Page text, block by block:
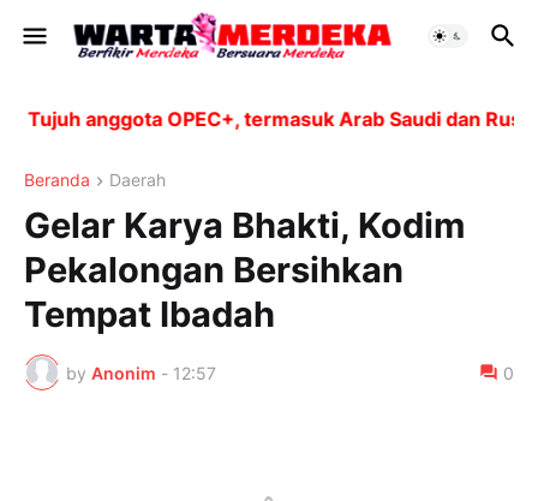
Tujuh anggota OPEC+, termasuk Arab Saudi dan
Beranda Daerah
Gelar Karya Bhakti, Kodim
Pekalongan Bersihkan
Tempat Ibadah
by Anonim - 12:57 0